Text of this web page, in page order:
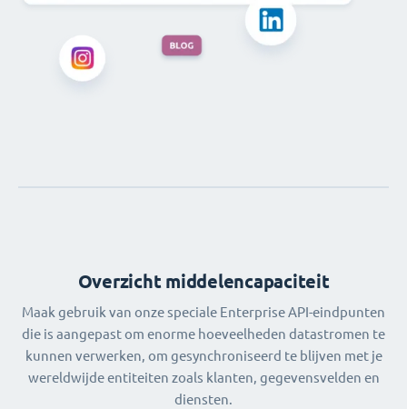
Overzicht middelencapaciteit
Maak gebruik van onze speciale Enterprise API-eindpunten
die is aangepast om enorme hoeveelheden datastromen te
kunnen verwerken, om gesynchroniseerd te blijven met je
wereldwijde entiteiten zoals klanten, gegevensvelden en
diensten.